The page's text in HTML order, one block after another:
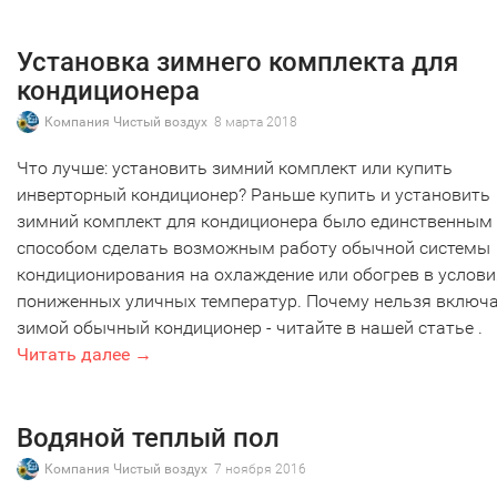
Установка зимнего комплекта для
кондиционера
Компания Чистый воздух 8 марта 2018
Что лучше: установить зимний комплект или купить
инверторный кондиционер? Раньше купить и установить
зимний комплект для кондиционера было единственным
способом сделать возможным работу обычной системы
кондиционирования на охлаждение или обогрев в
пониженных уличных температур. Почему нельзя
зимой обычный кондиционер - читайте в нашей статье .
Читать далее →
Водяной теплый пол
Компания Чистый воздух 7 ноября 2016